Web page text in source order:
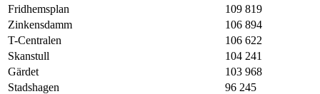
Fridhemsplan
109 819
Zinkensdamm
106 894
T-Centralen
106 622
Skanstull
104 241
Gärdet
103 968
Stadshagen
96 245